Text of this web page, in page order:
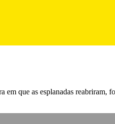
que as esplanadas reabriram,